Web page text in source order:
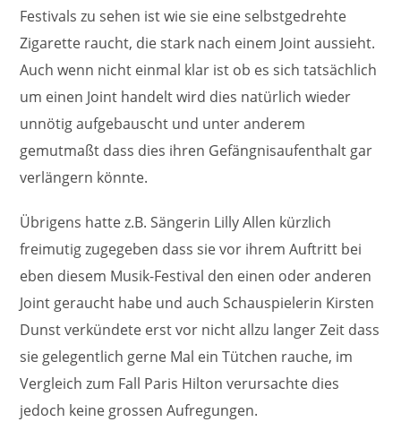
Festivals zu sehen ist wie sie eine selbstgedrehte
Zigarette raucht, die stark nach einem Joint aussieht.
Auch wenn nicht einmal klar ist ob es sich tatsächlich
um einen Joint handelt wird dies natürlich wieder
unnötig aufgebauscht und unter anderem
gemutmaßt dass dies ihren Gefängnisaufenthalt gar
verlängern könnte.
Übrigens hatte z.B. Sängerin Lilly Allen kürzlich
freimutig zugegeben dass sie vor ihrem Auftritt bei
eben diesem Musik-Festival den einen oder anderen
Joint geraucht habe und auch Schauspielerin Kirsten
Dunst verkündete erst vor nicht allzu langer Zeit dass
sie gelegentlich gerne Mal ein Tütchen rauche, im
Vergleich zum Fall Paris Hilton verursachte dies
jedoch keine grossen Aufregungen.